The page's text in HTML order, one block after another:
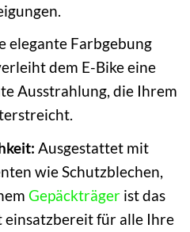
elegante Farbgebung
dem E-Bike eine
Ausstrahlung, die Ihrem
Ausgestattet mit
wie Schutzblechen,
Gepäckträgerist das
einsatzbereit für alle Ihre